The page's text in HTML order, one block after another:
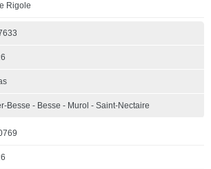
Rigole
Besse - Besse - Murol - Saint-Nectaire